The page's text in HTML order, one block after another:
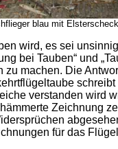
blau mit
wird, es sei
bei Tauben“ und
machen. Die
verstanden wird
Zeichnung
für das